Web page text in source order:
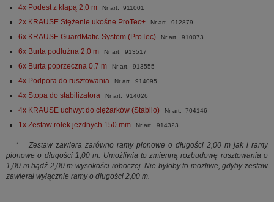
4x Podest z klapą 2,0 m Nr art. 911001
2x KRAUSE Stężenie ukośne ProTec+ Nr art. 912879
6x KRAUSE GuardMatic-System (ProTec) Nr art. 910073
6x Burta podłużna 2,0 m Nr art. 913517
6x Burta poprzeczna 0,7 m Nr art. 913555
4x Podpora do rusztowania Nr art. 914095
4x Stopa do stabilizatora Nr art. 914026
4x KRAUSE uchwyt do ciężarków (Stabilo) Nr art. 704146
1x Zestaw rolek jezdnych 150 mm Nr art. 914323
* = Zestaw zawiera zarówno ramy pionowe o długości 2,00 m jak i ramy
pionowe o długości 1,00 m. Umożliwia to zmienną rozbudowę rusztowania o
1,00 m bądź 2,00 m wysokości roboczej. Nie byłoby to możliwe, gdyby zestaw
zawierał wyłącznie ramy o długości 2,00 m.